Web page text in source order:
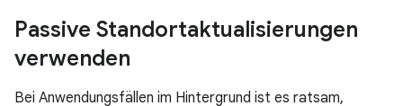
Passive Standortaktualisierungen
verwenden
Bei Anwendungsfällen im Hintergrund ist es ratsam,